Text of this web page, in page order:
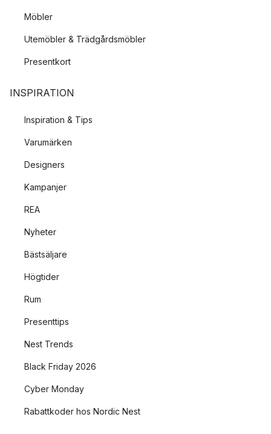
Möbler
Utemöbler & Trädgårdsmöbler
Presentkort
INSPIRATION
Inspiration & Tips
Varumärken
Designers
Kampanjer
REA
Nyheter
Bästsäljare
Högtider
Rum
Presenttips
Nest Trends
Black Friday 2026
Cyber Monday
Rabattkoder hos Nordic Nest